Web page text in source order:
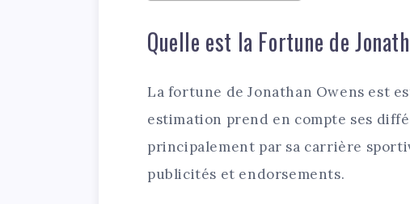
Quelle est la Fortune de
La fortune de Jonathan Owens est
estimation prend en compte ses
principalement par sa carrière
publicités et endorsements.